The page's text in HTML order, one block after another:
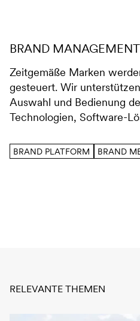
BRAND MANAGEMENT
Zeitgemäße Marken
gesteuert. Wir
Auswahl und Bedienung
Technologien, Software-
BRAND PLATFORM BRAND
RELEVANTE THEMEN